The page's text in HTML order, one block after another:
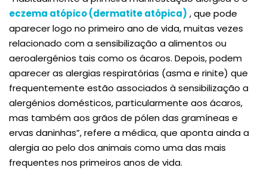
eczema atópico (dermatite atópica) , que pode
aparecer logo no primeiro ano de vida, muitas vezes
relacionado com a sensibilização a alimentos ou
aeroalergénios tais como os ácaros. Depois, podem
aparecer as alergias respiratórias (asma e rinite) que
frequentemente estão associados à sensibilização a
alergénios domésticos, particularmente aos ácaros,
mas também aos grãos de pólen das gramíneas e
ervas daninhas”, refere a médica, que aponta ainda a
alergia ao pelo dos animais como uma das mais
frequentes nos primeiros anos de vida.